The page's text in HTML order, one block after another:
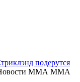
подерутся
MMA